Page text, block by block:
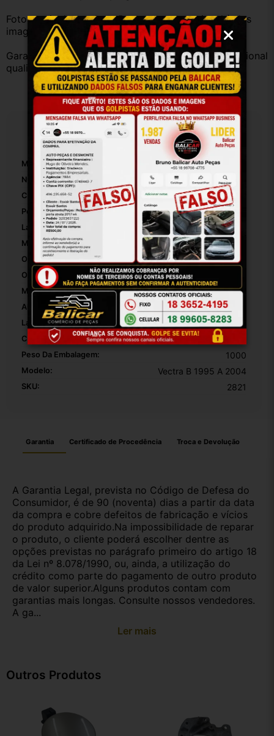
Fotos reais do produto. Peça exatamente igual à das
imagens.
Garantia válida somente com instalação por profissional
qualificado.
Especificações
Marca:
Número De Peça: 2821
Cor: PRETO
Posição: Traseira
Lado: Esquerdo
Material: PLASTICO
Origem: ORIGINAL
OEM:
MPN: ORIGINAL
Altura Da Embalagem:
Largura Da Embalagem: 10
Comprimento Da Embalagem:
Peso Da Embalagem: 1000
Modelo: Vectra B 1995 A 2004
SKU: 2821
Garantia Certificado de Procedência Troca e Devolução
A Garantia Legal, prevista no Código de Defesa do
Consumidor, é de 90 (noventa) dias a partir da data
da compra e cobre defeitos de fabricação e vícios
do produto adquirido.Na impossibilidade de reparar
o produto, o cliente poderá escolher dentre as
opções previstas no parágrafo primeiro do artigo 18
da Lei nº 8.078/1990, ou, ainda, a utilização do
crédito como parte do pagamento de outro produto
de valor superior.Alguns produtos contam com
garantias mais longas. Consulte nossos vendedores.
A ga...
Ler mais
Outros Produtos